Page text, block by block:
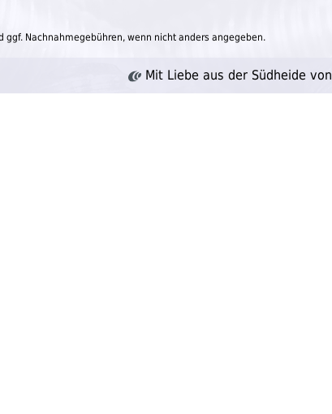
ggf. Nachnahmegebühren, wenn nicht anders angegeben.
Mit Liebe aus der Südheide von